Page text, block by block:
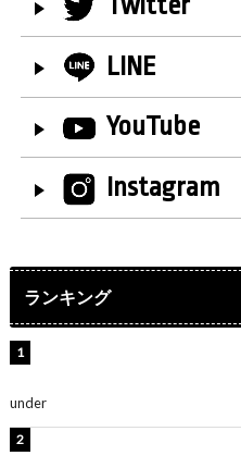
LINE
YouTube
Instagram
ランキング
under